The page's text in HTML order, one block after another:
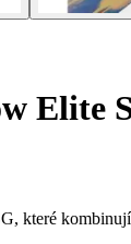
Elite
které